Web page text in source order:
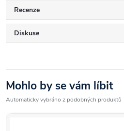
Náš golfový obchod
zakoupením vyzkoušet u nás v
Recenze
Diskuse
Mohlo by se vám líbit
Automaticky vybráno z podobných produktů